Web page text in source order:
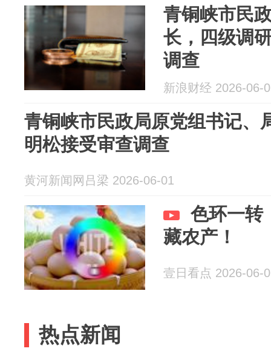
青铜峡市民
长，四级调
调查
新浪财经 2026-06-
青铜峡市民政局原党组书记、
明松接受审查调查
黄河新闻网吕梁 2026-06-01
色环一转
藏农产！
壹日看点 2026-06-
热点新闻